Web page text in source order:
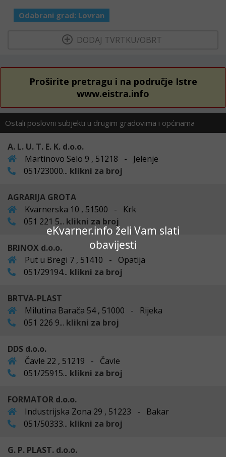
eKvarner.info želi Vam slati
obavijesti
Odabrani grad: Lovran
DODAJ TVRTKU/OBRT
Proširite pretragu i na područje Istre
www.eistra.info
Ostali poslovni subjekti u drugim gradovima i općinama
A. L. U. T. E. K. d.o.o.
Martinovo Selo 9 , 51218 - Jelenje
051/23000... klikni za broj
AGRARIJA GROTA
Kvarnerska 10 , 51500 - Krk
051 221 5... klikni za broj
BRINOX d.o.o.
Put u Bregi 7 , 51410 - Opatija
051/29194... klikni za broj
BRTVA-PLAST
Milutina Barača 54 , 51000 - Rijeka
051 226 9... klikni za broj
DDS d.o.o.
Čavle 22 , 51219 - Čavle
051/25915... klikni za broj
FORMATOR d.o.o.
Industrijska Zona 29 , 51223 - Bakar
051/50333... klikni za broj
G. P. PLAST. d.o.o.